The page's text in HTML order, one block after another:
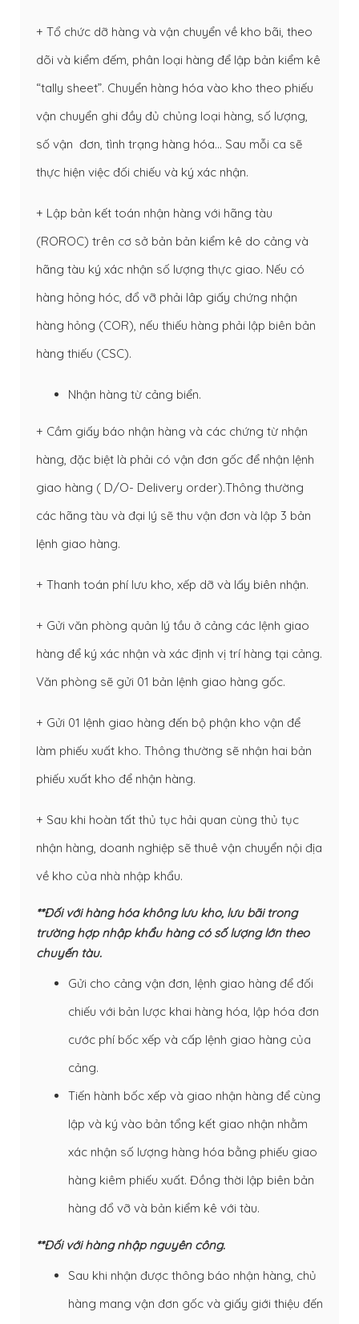
+ Tổ chức dỡ hàng và vận chuyển về kho bãi, theo
dõi và kiểm đếm, phân loại hàng để lập bản kiểm kê
“tally sheet”. Chuyển hàng hóa vào kho theo phiếu
vận chuyển ghi đầy đủ chủng loại hàng, số lượng,
số vận đơn, tình trạng hàng hóa… Sau mỗi ca sẽ
thực hiện việc đối chiếu và ký xác nhận.
+ Lập bản kết toán nhận hàng với hãng tàu
(ROROC) trên cơ sở bản bản kiểm kê do cảng và
hãng tàu ký xác nhận số lượng thực giao. Nếu có
hàng hỏng hóc, đổ vỡ phải lâp giấy chứng nhận
hàng hỏng (COR), nếu thiếu hàng phải lập biên bản
hàng thiếu (CSC).
Nhận hàng từ cảng biển.
+ Cầm giấy báo nhận hàng và các chứng từ nhận
hàng, đặc biệt là phải có vận đơn gốc để nhận lệnh
giao hàng ( D/O- Delivery order).Thông thường
các hãng tàu và đại lý sẽ thu vận đơn và lập 3 bản
lệnh giao hàng.
+ Thanh toán phí lưu kho, xếp dỡ và lấy biên nhận.
+ Gửi văn phòng quản lý tầu ở cảng các lệnh giao
hàng để ký xác nhận và xác định vị trí hàng tại cảng.
Văn phòng sẽ gửi 01 bản lệnh giao hàng gốc.
+ Gửi 01 lệnh giao hàng đến bộ phận kho vận để
làm phiếu xuất kho. Thông thường sẽ nhận hai bản
phiếu xuất kho để nhận hàng.
+ Sau khi hoàn tất thủ tục hải quan cùng thủ tục
nhận hàng, doanh nghiệp sẽ thuê vận chuyển nội địa
về kho của nhà nhập khẩu.
**Đối với hàng hóa không lưu kho, lưu bãi trong
trường hợp nhập khẩu hàng có số lượng lớn theo
chuyến tàu.
Gửi cho cảng vận đơn, lệnh giao hàng để đối
chiếu với bản lược khai hàng hóa, lập hóa đơn
cước phí bốc xếp và cấp lệnh giao hàng của
cảng.
Tiến hành bốc xếp và giao nhận hàng để cùng
lập và ký vào bản tổng kết giao nhận nhằm
xác nhận số lượng hàng hóa bằng phiếu giao
hàng kiêm phiếu xuất. Đồng thời lập biên bản
hàng đổ vỡ và bản kiểm kê với tàu.
**Đối với hàng nhập nguyên công.
Sau khi nhận được thông báo nhận hàng, chủ
hàng mang vận đơn gốc và giấy giới thiệu đến